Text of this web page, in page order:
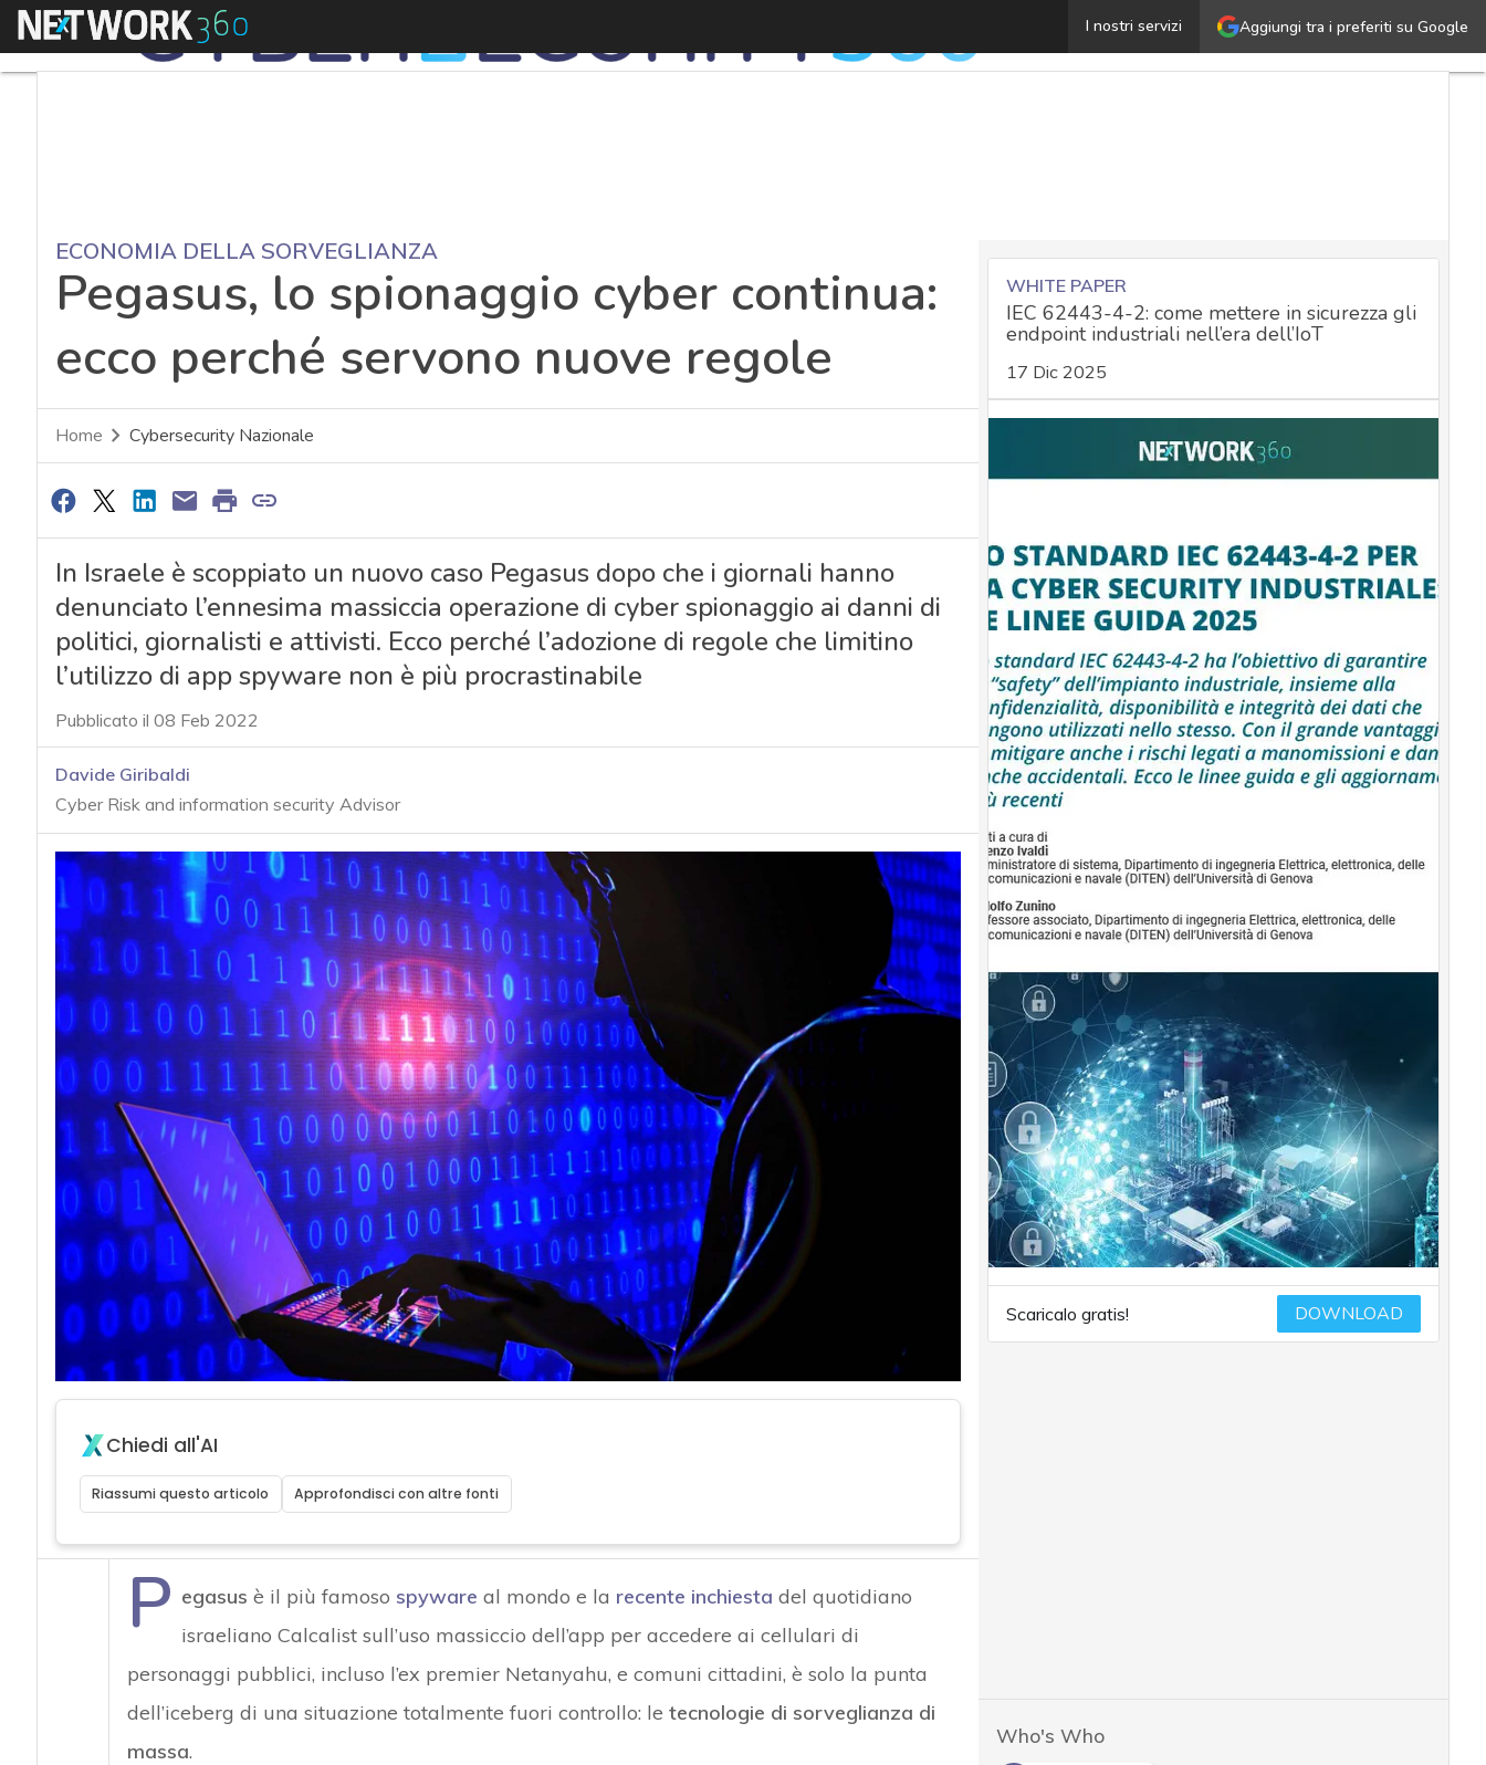
Aggiungi tra i preferiti su Google
I nostri servizi
Menu Pegasus, lo spionaggio cyber continua: ecco perché
ECONOMIA DELLA SORVEGLIANZA
Pegasus, lo spionaggio cyber continua:
ecco perché servono nuove regole
Home Cybersecurity Nazionale
In Israele è scoppiato un nuovo caso Pegasus dopo che i giornali hanno
denunciato l’ennesima massiccia operazione di cyber spionaggio ai danni di
politici, giornalisti e attivisti. Ecco perché l’adozione di regole che limitino
l’utilizzo di app spyware non è più procrastinabile
Pubblicato il 08 Feb 2022
Davide Giribaldi
Cyber Risk and information security Advisor
Chiedi all'AI
Riassumi questo articolo Approfondisci con altre fonti
P egasus è il più famoso spyware al mondo e la recente inchiesta del quotidiano
israeliano Calcalist sull’uso massiccio dell’app per accedere ai cellulari di
personaggi pubblici, incluso l’ex premier Netanyahu, e comuni cittadini, è solo la punta
dell’iceberg di una situazione totalmente fuori controllo: le tecnologie di sorveglianza di
massa.
WHITE PAPER
IEC 62443-4-2: come mettere in sicurezza gli
endpoint industriali nell’era dell’IoT
17 Dic 2025
Scaricalo gratis! DOWNLOAD
Who's Who